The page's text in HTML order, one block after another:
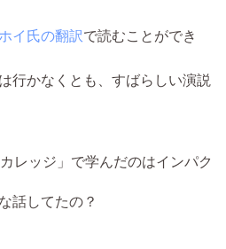
イ氏の翻訳で読むことができ
行かなくとも、すばらしい演説
レッジ」で学んだのはインパク
話してたの？